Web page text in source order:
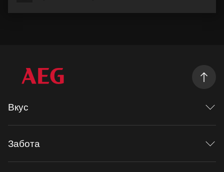
Вкус
Mastery range
Рецепты
Духовые шкафы
Забота